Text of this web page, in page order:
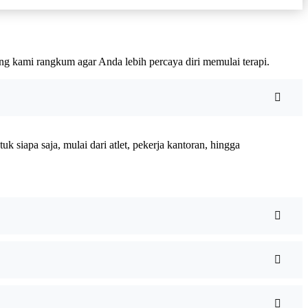
kami rangkum agar Anda lebih percaya diri memulai terapi.
siapa saja, mulai dari atlet, pekerja kantoran, hingga